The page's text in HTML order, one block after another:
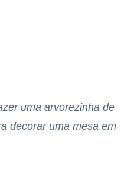
uma arvorezinha de
decorar uma mesa em